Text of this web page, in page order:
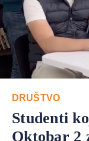
DRUŠTVO
Studenti
Oktobar 2